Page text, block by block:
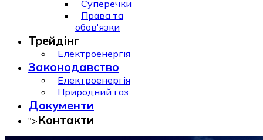
Суперечки
Права та
обов'язки
Трейдінг
Електроенергія
Законодавство
Електроенергія
Природний газ
Документи
">Контакти